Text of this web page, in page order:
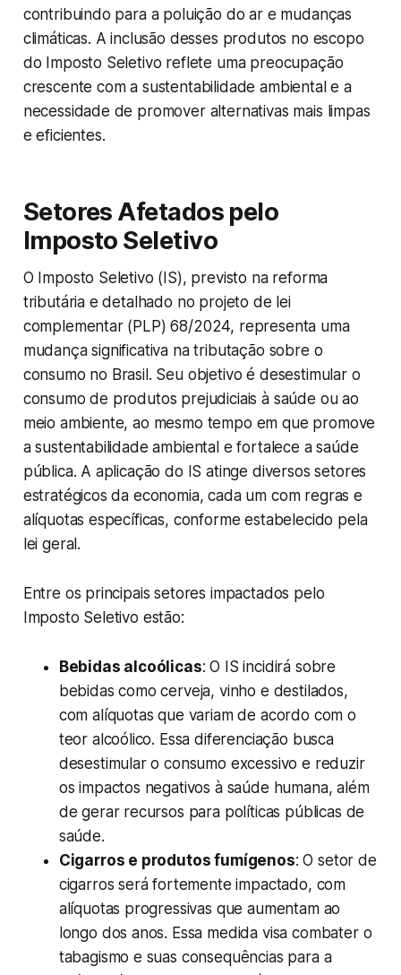
contribuindo para a poluição do ar e mudanças
climáticas. A inclusão desses produtos no escopo
do Imposto Seletivo reflete uma preocupação
crescente com a sustentabilidade ambiental e a
necessidade de promover alternativas mais limpas
e eficientes.
Setores Afetados pelo
Imposto Seletivo
O Imposto Seletivo (IS), previsto na reforma
tributária e detalhado no projeto de lei
complementar (PLP) 68/2024, representa uma
mudança significativa na tributação sobre o
consumo no Brasil. Seu objetivo é desestimular o
consumo de produtos prejudiciais à saúde ou ao
meio ambiente, ao mesmo tempo em que promove
a sustentabilidade ambiental e fortalece a saúde
pública. A aplicação do IS atinge diversos setores
estratégicos da economia, cada um com regras e
alíquotas específicas, conforme estabelecido pela
lei geral.
Entre os principais setores impactados pelo
Imposto Seletivo estão:
Bebidas alcoólicas: O IS incidirá sobre
bebidas como cerveja, vinho e destilados,
com alíquotas que variam de acordo com o
teor alcoólico. Essa diferenciação busca
desestimular o consumo excessivo e reduzir
os impactos negativos à saúde humana, além
de gerar recursos para políticas públicas de
saúde.
Cigarros e produtos fumígenos: O setor de
cigarros será fortemente impactado, com
alíquotas progressivas que aumentam ao
longo dos anos. Essa medida visa combater o
tabagismo e suas consequências para a